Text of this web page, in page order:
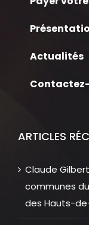
Actualités
ARTICLES
Claude
communes
des Hauts-